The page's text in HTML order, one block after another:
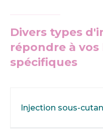
Divers types
répondre à vos
spécifiques
Injection sous-